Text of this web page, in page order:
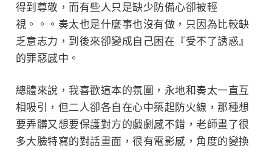
得到尊敬，而有些人只是缺少防備心卻被輕
視。。。奏太也是什麼事也沒有做，只因為比較缺
乏意志力， 到後來卻變成自己困在『受不了誘惑』
的罪惡感中。
總體來說，我喜歡這本的氛圍， 永地和奏太一直互
相吸引，但二人卻各自在心中築起防火線，那種想
要弄髒又想要保護對方的戲劇感不錯，老師畫了很
多大臉特寫的對話畫面，很有電影感，角度的變換